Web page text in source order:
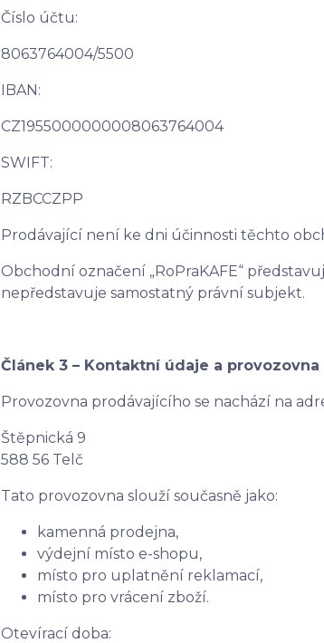
Číslo účtu:
8063764004/5500
IBAN:
CZ1955000000008063764004
SWIFT:
RZBCCZPP
Prodávající není ke dni účinnosti těchto
Obchodní označení „RoPraKAFE“
nepředstavuje samostatný právní subjekt.
Článek 3 – Kontaktní údaje a provozovna
Provozovna prodávajícího se nachází na
Štěpnická 9
588 56 Telč
Tato provozovna slouží současně jako:
kamenná prodejna,
výdejní místo e-shopu,
místo pro uplatnění reklamací,
místo pro vrácení zboží.
Otevírací doba: